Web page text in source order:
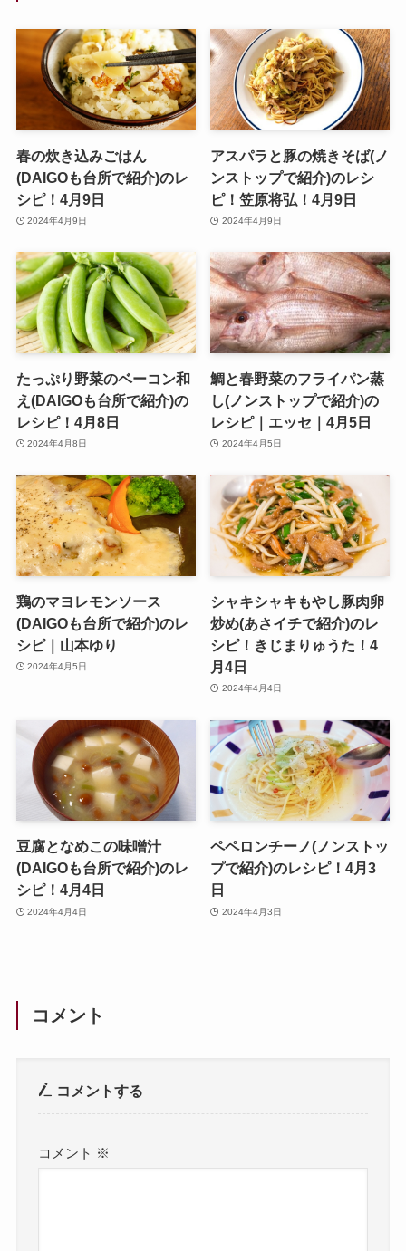
春の炊き込みごはん
(DAIGOも台所で紹介)のレ
シピ！4月9日
2024年4月9日
アスパラと豚の焼きそば(ノ
ンストップで紹介)のレシ
ピ！笠原将弘！4月9日
2024年4月9日
たっぷり野菜のベーコン和
え(DAIGOも台所で紹介)の
レシピ！4月8日
2024年4月8日
鯛と春野菜のフライパン蒸
し(ノンストップで紹介)の
レシピ｜エッセ｜4月5日
2024年4月5日
鶏のマヨレモンソース
(DAIGOも台所で紹介)のレ
シピ｜山本ゆり
2024年4月5日
シャキシャキもやし豚肉卵
炒め(あさイチで紹介)のレ
シピ！きじまりゅうた！4
月4日
2024年4月4日
豆腐となめこの味噌汁
(DAIGOも台所で紹介)のレ
シピ！4月4日
2024年4月4日
ペペロンチーノ(ノンストッ
プで紹介)のレシピ！4月3
日
2024年4月3日
コメント
コメントする
コメント ※